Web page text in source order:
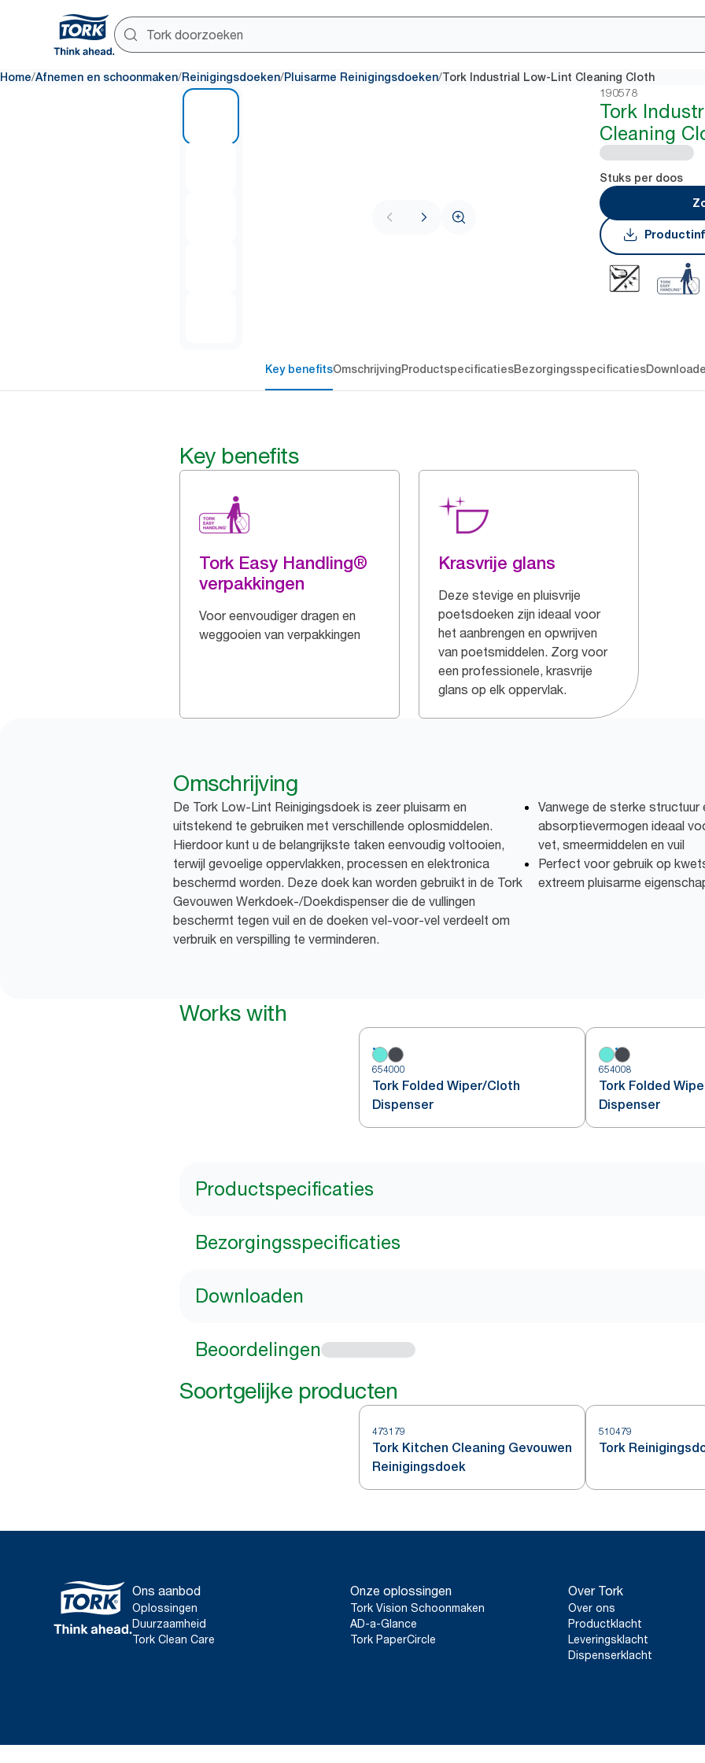
Home/Afnemen en schoonmaken/Reinigingsdoeken/Pluisarme Reinigingsdoeken/Tork Industrial Low-Lint Cleaning Cloth
190578
Tork
Cleaning
Stuks per doos
Key benefitsOmschrijvingProductspecificatiesBezorgingsspecificaties
Key benefits
Tork Easy Handling®
verpakkingen
Voor eenvoudiger dragen en
weggooien van verpakkingen
Krasvrije glans
Deze stevige en pluisvrije
poetsdoeken zijn ideaal voor
het aanbrengen en opwrijven
van poetsmiddelen. Zorg voor
een professionele, krasvrije
glans op elk oppervlak.
Omschrijving
De Tork Low-Lint Reinigingsdoek is zeer pluisarm en
uitstekend te gebruiken met verschillende oplosmiddelen.
Hierdoor kunt u de belangrijkste taken eenvoudig voltooien,
terwijl gevoelige oppervlakken, processen en elektronica
beschermd worden. Deze doek kan worden gebruikt in de Tork
Gevouwen Werkdoek-/Doekdispenser die de vullingen
beschermt tegen vuil en de doeken vel-voor-vel verdeelt om
verbruik en verspilling te verminderen.
Vanwege de sterke structuur
absorptievermogen ideaal
vet, smeermiddelen en vuil
Perfect voor gebruik op
extreem pluisarme
Works with
654000
Tork Folded Wiper/Cloth
Dispenser
654008
Tork Folded
Dispenser
Productspecificaties
Bezorgingsspecificaties
Downloaden
Beoordelingen
Soortgelijke producten
473179
Tork Kitchen Cleaning Gevouwen
Reinigingsdoek
510479
Tork
Ons aanbod
Oplossingen
Duurzaamheid
Tork Clean Care
Onze oplossingen
Tork Vision Schoonmaken
AD-a-Glance
Tork PaperCircle
Over Tork
Over ons
Productklacht
Leveringsklacht
Dispenserklacht